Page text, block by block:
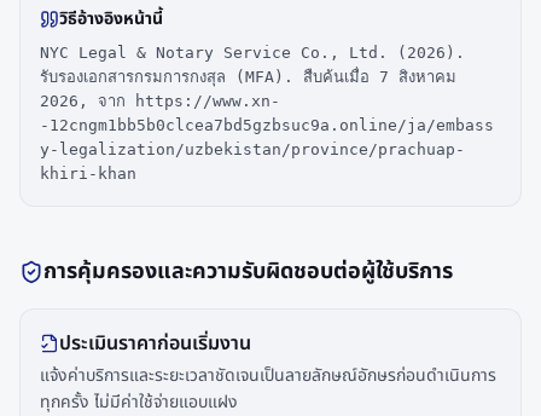
วิธีอ้างอิงหน้านี้
NYC Legal & Notary Service Co., Ltd. (2026).
รับรองเอกสารกรมการกงสุล (MFA). สืบค้นเมื่อ 7 สิงหาคม
2026, จาก https://www.xn-
-12cngm1bb5b0clcea7bd5gzbsuc9a.online/ja/embass
y-legalization/uzbekistan/province/prachuap-
khiri-khan
การคุ้มครองและความรับผิดชอบต่อผู้ใช้บริการ
ประเมินราคาก่อนเริ่มงาน
แจ้งค่าบริการและระยะเวลาชัดเจนเป็นลายลักษณ์อักษรก่อนดำเนินการ
ทุกครั้ง ไม่มีค่าใช้จ่ายแอบแฝง